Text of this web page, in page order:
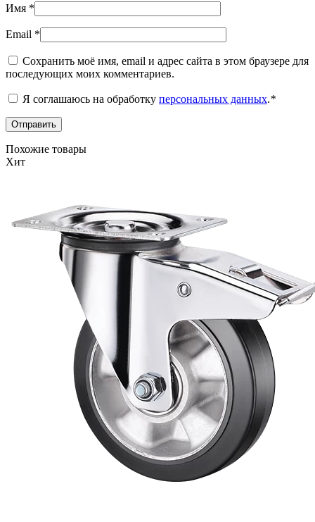
Имя *
Email *
Сохранить моё имя, email и адрес сайта в этом браузере для
последующих моих комментариев.
Я соглашаюсь на обработку персональных данных.*
Похожие товары
Хит